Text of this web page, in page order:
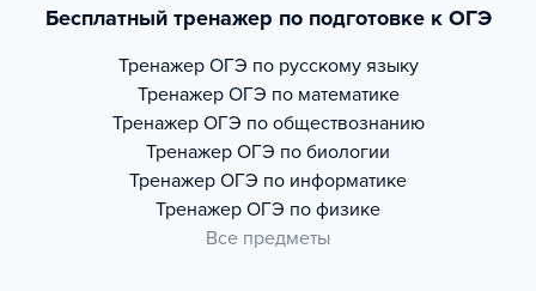
Бесплатный тренажер по подготовке к ОГЭ
Тренажер ОГЭ по русскому языку
Тренажер ОГЭ по математике
Тренажер ОГЭ по обществознанию
Тренажер ОГЭ по биологии
Тренажер ОГЭ по информатике
Тренажер ОГЭ по физике
Все предметы